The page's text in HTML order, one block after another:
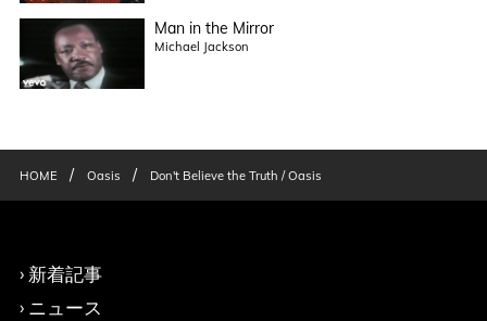
Man in the Mirror
Michael Jackson
HOME / Oasis / Don't Believe the Truth / Oasis
新着記事
ニュース